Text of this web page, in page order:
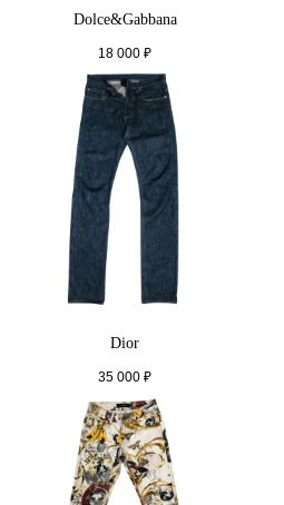
Dolce&Gabbana
18 000 ₽
Dior
35 000 ₽